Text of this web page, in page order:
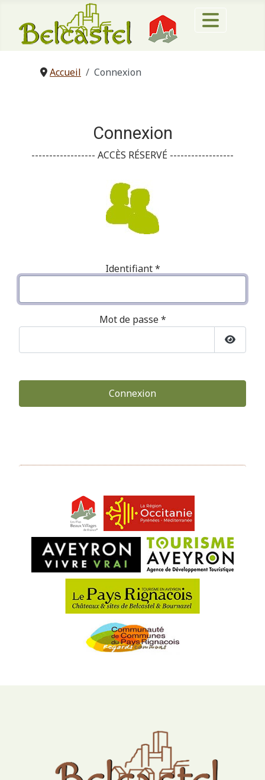
Accueil Connexion
Connexion
------------------ ACCÈS RÉSERVÉ ------------------
Identifiant*
Mot de passe*
Connexion